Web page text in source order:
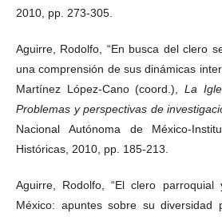
2010, pp. 273-305.
Aguirre, Rodolfo, “En busca del clero
una comprensión de sus dinámicas
Martínez López-Cano (coord.),La
Problemas y perspectivas de
Nacional Autónoma de México-
Históricas, 2010, pp. 185-213.
Aguirre, Rodolfo, “El clero
México: apuntes sobre su diversidad